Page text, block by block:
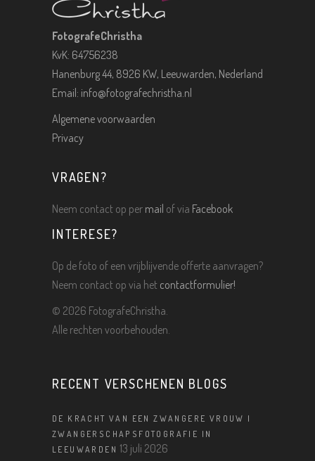
FotografeChristha
KvK: 64756238
Hanenburg 44, 8926 KW, Leeuwarden, Nederland
Email: info@fotografechristha.nl
Algemene voorwaarden
Privacy
VRAGEN?
Neem contact op per mail of via Facebook
INTERESE?
Op de foto of een vrijblijvende offerte aanvragen?
Neem contact op via het contactformulier!
© 2026 FotografeChristha.
Alle rechten voorbehouden.
RECENT VERSCHENEN BLOGS
DE KRACHT VAN EEN ZWANGERE VROUW |
ZWANGERSCHAPSFOTOGRAFIE IN
LEEUWARDEN 13 juli 2026